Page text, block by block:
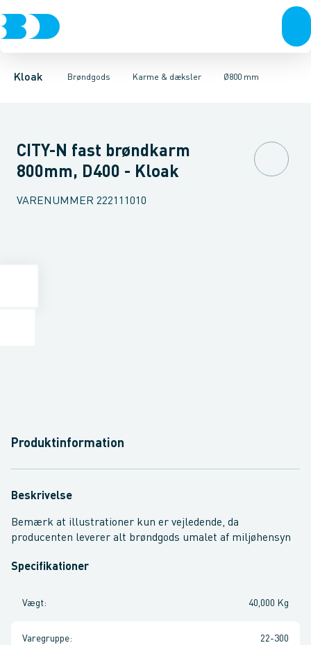
Kloak Brøndgods
Rør & fittingsBrønde BrøndgodsLinjeafvandingTanke,
Karme & dæksler
Kegler, dæksler & topringeKarme & dækslerØ800 mm
Ø280 mm Ø315 mmØ400 mmØ425 mmØ600 mm Ø800 mm
CITY-N fast brøndkarm
800mm, D400 - Kloak
VARENUMMER 222111010
Produktinformation
Beskrivelse
Bemærk at illustrationer kun er vejledende, da
producenten leverer alt brøndgods umalet af miljøhensyn
Specifikationer
Vægt: 40,000 Kg
Varegruppe: 22-300